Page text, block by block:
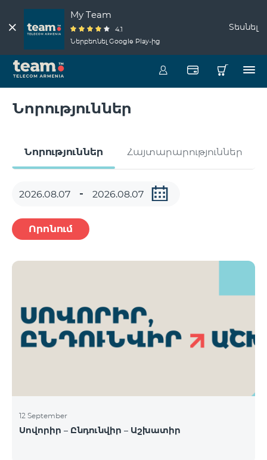
My Team
4.1
Ներբեռնել Google Play-ից
Տեսնել
Նորություններ
Նորություններ Հայտարարություններ
Որոնում
12 September
Սովորիր – Ընդունվիր – Աշխատիր